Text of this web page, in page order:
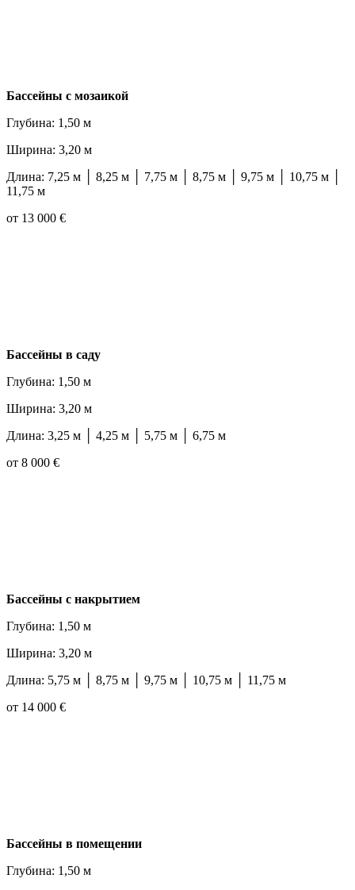
Бассейны с мозаикой
Глубина: 1,50 м
Ширина: 3,20 м
Длина: 7,25 м │ 8,25 м │ 7,75 м │ 8,75 м │ 9,75 м │ 10,75 м │
11,75 м
от 13 000 €
Бассейны в саду
Глубина: 1,50 м
Ширина: 3,20 м
Длина: 3,25 м │ 4,25 м │ 5,75 м │ 6,75 м
от 8 000 €
Бассейны с накрытием
Глубина: 1,50 м
Ширина: 3,20 м
Длина: 5,75 м │ 8,75 м │ 9,75 м │ 10,75 м │ 11,75 м
от 14 000 €
Бассейны в помещении
Глубина: 1,50 м